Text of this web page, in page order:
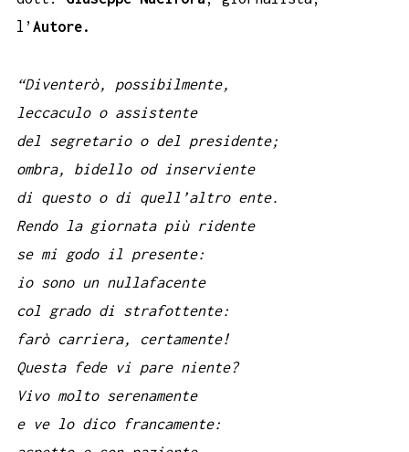
l’Autore.
“Diventerò, possibilmente,
leccaculo o assistente
del segretario o del presidente;
ombra, bidello od inserviente
di questo o di quell’altro ente.
Rendo la giornata più ridente
se mi godo il presente:
io sono un nullafacente
col grado di strafottente:
farò carriera, certamente!
Questa fede vi pare niente?
Vivo molto serenamente
e ve lo dico francamente: